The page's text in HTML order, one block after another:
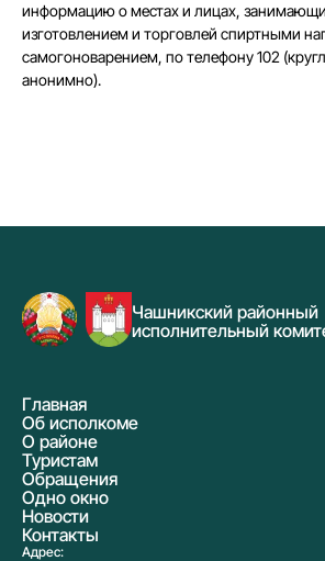
информацию о местах и лицах,
изготовлением и торговлей спиртными
самогоноварением, по телефону 102
анонимно).
Чашникский районный
исполнительный
Главная
Об исполкоме
О районе
Туристам
Обращения
Одно окно
Новости
Контакты
Адрес: